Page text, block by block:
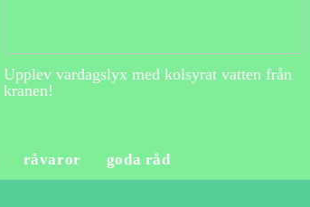
Upplev vardagslyx med kolsyrat vatten från
kranen!
råvaror goda råd